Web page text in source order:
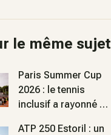
le même sujet
Paris Summer Cup
2026 : le tennis
inclusif a rayonné à
ATP 250 Estoril : un